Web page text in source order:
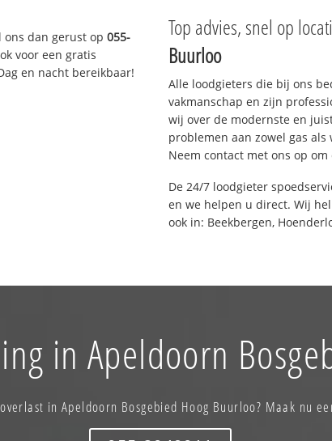
ons dan gerust op055-
voor een gratis
en nacht bereikbaar!
Top advies, snel op
Buurloo
Alle loodgieters die bij ons
vakmanschap en zijn
wij over de modernste en
problemen aan zowel gas
Neem contact met ons op
De 24/7 loodgieter
en we helpen u direct. Wij
ook in: Beekbergen,
in Apeldoorn
in Apeldoorn Bosgebied Hoog Buurloo? Maak nu